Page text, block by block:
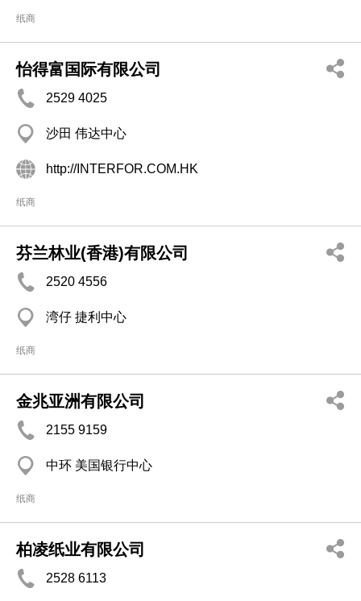
纸商
怡得富国际有限公司
2529 4025
沙田 伟达中心
http://INTERFOR.COM.HK
纸商
芬兰林业(香港)有限公司
2520 4556
湾仔 捷利中心
纸商
金兆亚洲有限公司
2155 9159
中环 美国银行中心
纸商
柏凌纸业有限公司
2528 6113